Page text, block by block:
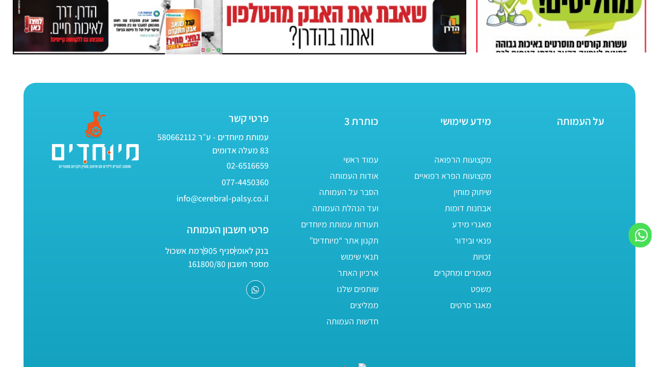
על העמותה מידע שימושי
מקצועות הרפואה
מקצועות הפרא רפואיים
שיתוק מוחין
אבחנות דומות
מאגרי מידע
פנאי ובידור
זכויות
מאמרים ומחקרים
משפט
מאגר סרטים
כותרת 3
עמוד ראשי
אודות העמותה
הסבר על העמותה
ועד הנהלת העמותה
תעודות עמותת מיוחדים
תקנון אתר “מיוחדים”
תנאי שימוש
ארכיון האתר
שותפים שלנו
ממליצים
חדשות העמותה
פרטי קשר
עמותת מיוחדים - ע״ר 580662112
83 מעלה אדומים
02-6516659
077-4450360
info@cerebral-palsy.co.il
פרטי חשבון העמותה
בנק לאומיסניף 905
רמת אשכול
מספר חשבון 161800/80